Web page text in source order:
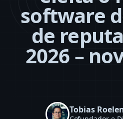
software
de
2026 –
Tobias